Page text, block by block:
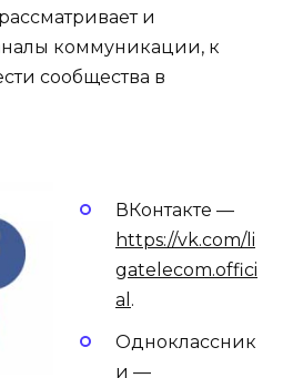
и
коммуникации, к
сообщества в
ВКонтакте —
https://vk.com/li
gatelecom.offici
al .
Одноклассник
и —